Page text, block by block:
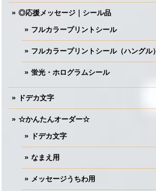
◎応援メッセージ｜シール品
フルカラープリントシール
フルカラープリントシール（ハングル）
蛍光・ホログラムシール
ドデカ文字
☆かんたんオーダー☆
ドデカ文字
なまえ用
メッセージうちわ用